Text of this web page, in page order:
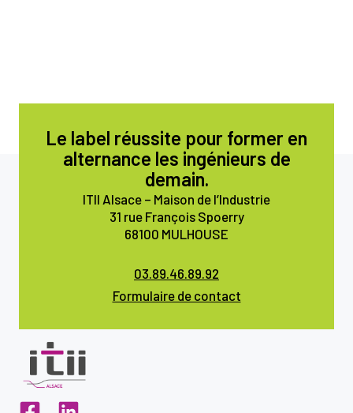
Le label réussite pour former en
alternance les ingénieurs de
demain.
ITII Alsace – Maison de l’Industrie
31 rue François Spoerry
68100 MULHOUSE
03.89.46.89.92
Formulaire de contact